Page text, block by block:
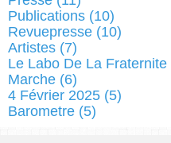
Publications (10)
Revuepresse (10)
Artistes (7)
Le Labo De La Fraternite
Marche (6)
4 Février 2025 (5)
Barometre (5)